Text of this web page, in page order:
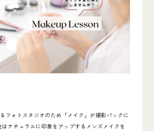
フォトスタジオのため「メイク」が撮影パックに
ナチュラルに印象をアップするメンズメイクを